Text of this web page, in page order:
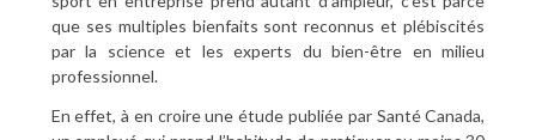
que ses multiples bienfaits sont reconnus et plébiscités
par la science et les experts du bien-être en milieu
professionnel.
En effet, à en croire une étude publiée par Santé Canada,